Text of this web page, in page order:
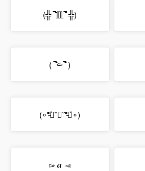
(╬ ‾᷅皿‾᷄ ╬)
( ‾᷅⚰‾᷄ )
(∘⁼̴⃙̀˘︷˘⁼̴⃙́∘)
▻⃘ ௭ ◅⃘